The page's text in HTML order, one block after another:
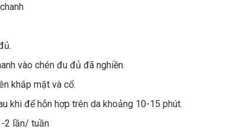
vào chén đu đủ đã nghiền.
khắp mặt và cổ.
khi để hỗn hợp trên da khoảng 10-15 phút.
2 lần/ tuần